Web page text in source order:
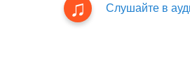
Слушайте в